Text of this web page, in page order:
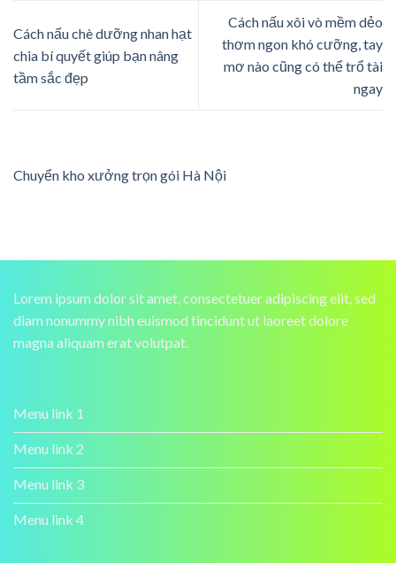
Cách nấu chè dưỡng nhan hạt
chia bí quyết giúp bạn nâng
tầm sắc đẹp
Cách nấu xôi vò mềm dẻo
thơm ngon khó cưỡng, tay
mơ nào cũng có thể trổ tài
ngay
Chuyển kho xưởng trọn gói Hà Nội
Lorem ipsum dolor sit amet, consectetuer adipiscing elit, sed
diam nonummy nibh euismod tincidunt ut laoreet dolore
magna aliquam erat volutpat.
Menu link 1
Menu link 2
Menu link 3
Menu link 4